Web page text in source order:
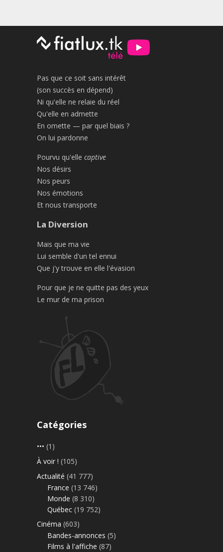
Pas que ce soit sans intérêt
(son succès en dépend)
Ni qu'elle ne relaie du réel
Qu'elle en admette
En omette — par quel biais ?
On lui pardonne
Pourvu qu'elle captive
Nos désirs
Nos peurs
Nos émotions
Et nous transporte
La Diversion
Mais que ma vie
Lui semble d'un tel ennui
Que j'y trouve en elle l'évasion
Pour que je ne quitte pas des yeux
Le mur de ma prison
Catégories
••• (1)
À voir ! (105)
Actualité (41 777)
France (13 746)
Monde (8 310)
Québec (19 752)
Cinéma (603)
Bandes-annonces (5)
Films à l'affiche (87)